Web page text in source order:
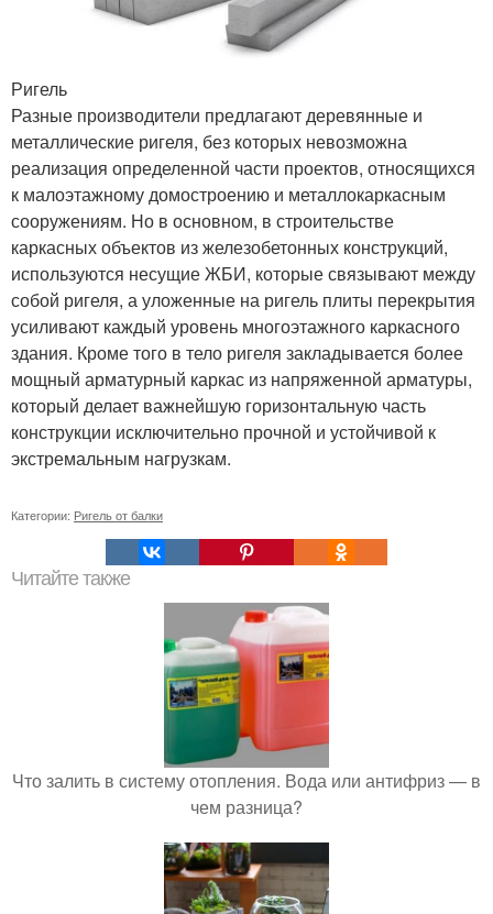
Ригель
Разные производители предлагают деревянные и
металлические ригеля, без которых невозможна
реализация определенной части проектов, относящихся
к малоэтажному домостроению и металлокаркасным
сооружениям. Но в основном, в строительстве
каркасных объектов из железобетонных конструкций,
используются несущие ЖБИ, которые связывают между
собой ригеля, а уложенные на ригель плиты перекрытия
усиливают каждый уровень многоэтажного каркасного
здания. Кроме того в тело ригеля закладывается более
мощный арматурный каркас из напряженной арматуры,
который делает важнейшую горизонтальную часть
конструкции исключительно прочной и устойчивой к
экстремальным нагрузкам.
Категории: Ригель от балки
Читайте также
Что залить в систему отопления. Вода или антифриз — в
чем разница?